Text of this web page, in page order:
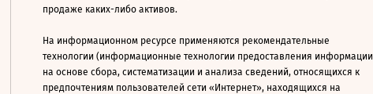
продаже каких-либо активов.
На информационном ресурсе применяются рекомендательные
технологии (информационные технологии предоставления информации
на основе сбора, систематизации и анализа сведений, относящихся к
предпочтениям пользователей сети «Интернет», находящихся на